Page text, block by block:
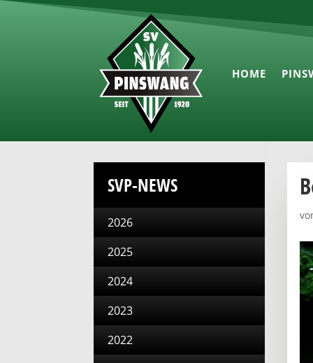
HOME
SVP-NEWS
2026
2025
2024
2023
2022